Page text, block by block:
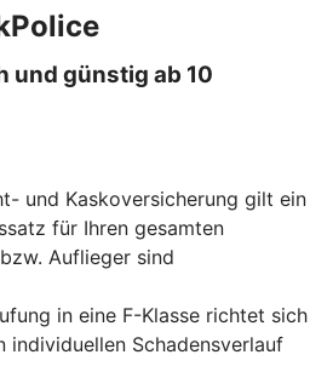
und günstig ab 10
und Kaskoversicherung gilt ein
für Ihren gesamten
Auflieger sind
in eine F-Klasse richtet sich
individuellen Schadensverlauf